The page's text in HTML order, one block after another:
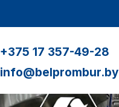
+375 17 357-49-28
info@belprombur.by